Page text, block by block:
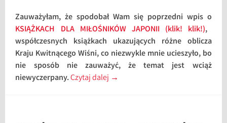
Zauważyłam, że spodobał Wam się poprzedni wpis o
KSIĄŻKACH DLA MIŁOŚNIKÓW JAPONII (klik! klik!),
współczesnych książkach ukazujących różne oblicza
Kraju Kwitnącego Wiśni, co niezwykle mnie ucieszyło, bo
nie sposób nie zauważyć, że temat jest wciąż
niewyczerpany.Czytaj dalej →